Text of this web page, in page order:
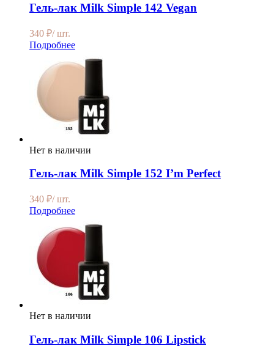
Гель-лак Milk Simple 142 Vegan
340 ₽/ шт.
Подробнее
Нет в наличии
Гель-лак Milk Simple 152 I’m Perfect
340 ₽/ шт.
Подробнее
Нет в наличии
Гель-лак Milk Simple 106 Lipstick